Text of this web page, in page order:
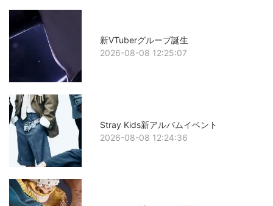
新VTuberグループ誕生
2026-08-08 12:25:07
Stray Kids新アルバムイベント
2026-08-08 12:24:36